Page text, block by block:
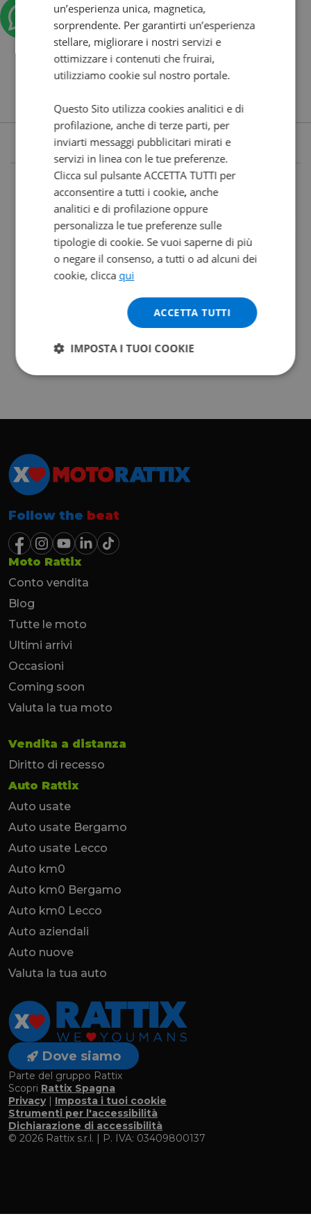
Follow the beat
Moto Rattix
Conto vendita
Blog
Tutte le moto
Ultimi arrivi
Occasioni
Coming soon
Valuta la tua moto
Vendita a distanza
Diritto di recesso
Auto Rattix
Auto usate
Auto usate Bergamo
Auto usate Lecco
Auto km0
Auto km0 Bergamo
Auto km0 Lecco
Auto aziendali
Auto nuove
Valuta la tua auto
Dove siamo
Parte del gruppo Rattix
Scopri Rattix Spagna
Privacy| Imposta i tuoi cookie
Strumenti per l'accessibilità
Dichiarazione di accessibilità
© 2026 Rattix s.r.l. | P. IVA: 03409800137
un’esperienza unica, magnetica,
sorprendente. Per garantirti un’esperienza
stellare, migliorare i nostri servizi e
ottimizzare i contenuti che fruirai,
utilizziamo cookie sul nostro portale.
Questo Sito utilizza cookies analitici e di
profilazione, anche di terze parti, per
inviarti messaggi pubblicitari mirati e
servizi in linea con le tue preferenze.
Clicca sul pulsante ACCETTA TUTTI per
acconsentire a tutti i cookie, anche
analitici e di profilazione oppure
personalizza le tue preferenze sulle
tipologie di cookie. Se vuoi saperne di più
o negare il consenso, a tutti o ad alcuni dei
cookie, clicca qui
ACCETTA TUTTI
IMPOSTA I TUOI COOKIE